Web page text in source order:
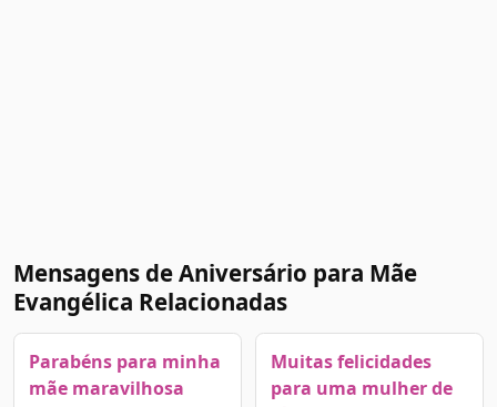
Mensagens de Aniversário para Mãe
Evangélica Relacionadas
Parabéns para minha
mãe maravilhosa
Muitas felicidades
para uma mulher de